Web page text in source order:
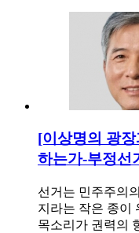
[이상명의 광
하는가-부정선
선거는 민주주의
지라는 작은 종이
목소리가 권력의